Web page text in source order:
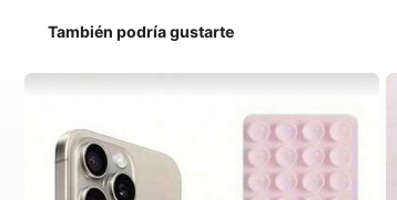
También podría gustarte